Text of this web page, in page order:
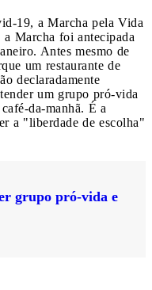
19, a Marcha pela Vida
Marcha foi antecipada
Antes mesmo de
um restaurante de
declaradamente
um grupo pró-vida
da-manhã. É a
a "liberdade de escolha"
grupo pró-vida e